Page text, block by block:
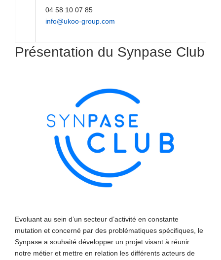
04 58 10 07 85
info@ukoo-group.com
Présentation du Synpase Club
Evoluant au sein d’un secteur d’activité en constante
mutation et concerné par des problématiques spécifiques, le
Synpase a souhaité développer un projet visant à réunir
notre métier et mettre en relation les différents acteurs de